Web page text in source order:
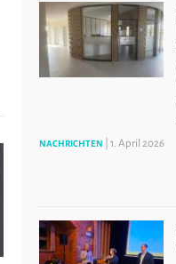
NACHRICHTEN 1. April 2026